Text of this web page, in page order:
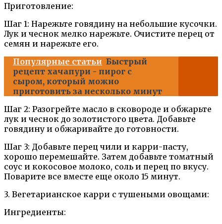
Приготовление:
Шаг 1: Нарежьте говядину на небольшие кусочки.
Лук и чеснок мелко нарежьте. Очистите перец от
семян и нарежьте его.
Популярные статьи Быстрый
рецепт хачапури - пирог с
сыром, который можно
приготовить за несколько минут
Шаг 2: Разогрейте масло в сковороде и обжарьте
лук и чеснок до золотистого цвета. Добавьте
говядину и обжаривайте до готовности.
Шаг 3: Добавьте перец чили и карри-пасту,
хорошо перемешайте. Затем добавьте томатный
соус и кокосовое молоко, соль и перец по вкусу.
Поварите все вместе еще около 15 минут.
3. Вегетарианское карри с тушеными овощами:
Ингредиенты: